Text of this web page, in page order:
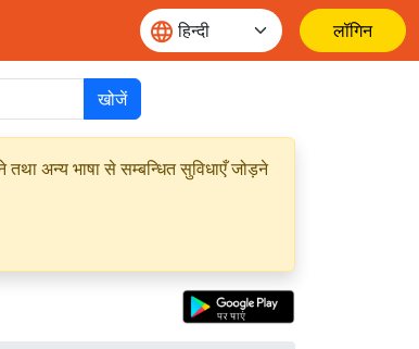
लॉगिन
खोजें
अन्य भाषा से सम्बन्धित सुविधाएँ जोड़ने